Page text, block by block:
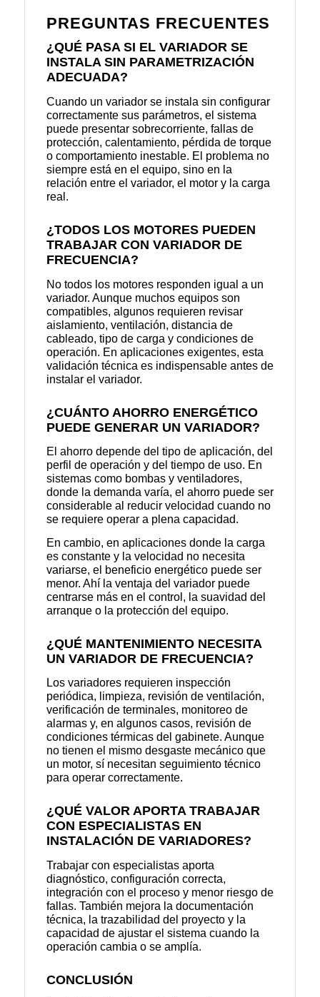
PREGUNTAS FRECUENTES
¿QUÉ PASA SI EL VARIADOR SE
INSTALA SIN PARAMETRIZACIÓN
ADECUADA?
Cuando un variador se instala sin configurar
correctamente sus parámetros, el sistema
puede presentar sobrecorriente, fallas de
protección, calentamiento, pérdida de torque
o comportamiento inestable. El problema no
siempre está en el equipo, sino en la
relación entre el variador, el motor y la carga
real.
¿TODOS LOS MOTORES PUEDEN
TRABAJAR CON VARIADOR DE
FRECUENCIA?
No todos los motores responden igual a un
variador. Aunque muchos equipos son
compatibles, algunos requieren revisar
aislamiento, ventilación, distancia de
cableado, tipo de carga y condiciones de
operación. En aplicaciones exigentes, esta
validación técnica es indispensable antes de
instalar el variador.
¿CUÁNTO AHORRO ENERGÉTICO
PUEDE GENERAR UN VARIADOR?
El ahorro depende del tipo de aplicación, del
perfil de operación y del tiempo de uso. En
sistemas como bombas y ventiladores,
donde la demanda varía, el ahorro puede ser
considerable al reducir velocidad cuando no
se requiere operar a plena capacidad.
En cambio, en aplicaciones donde la carga
es constante y la velocidad no necesita
variarse, el beneficio energético puede ser
menor. Ahí la ventaja del variador puede
centrarse más en el control, la suavidad del
arranque o la protección del equipo.
¿QUÉ MANTENIMIENTO NECESITA
UN VARIADOR DE FRECUENCIA?
Los variadores requieren inspección
periódica, limpieza, revisión de ventilación,
verificación de terminales, monitoreo de
alarmas y, en algunos casos, revisión de
condiciones térmicas del gabinete. Aunque
no tienen el mismo desgaste mecánico que
un motor, sí necesitan seguimiento técnico
para operar correctamente.
¿QUÉ VALOR APORTA TRABAJAR
CON ESPECIALISTAS EN
INSTALACIÓN DE VARIADORES?
Trabajar con especialistas aporta
diagnóstico, configuración correcta,
integración con el proceso y menor riesgo de
fallas. También mejora la documentación
técnica, la trazabilidad del proyecto y la
capacidad de ajustar el sistema cuando la
operación cambia o se amplía.
CONCLUSIÓN